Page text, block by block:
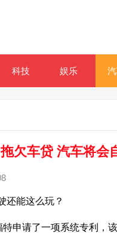
科技 娱乐
欠车贷 汽车将会
还能这么玩？
请了一项系统专利，